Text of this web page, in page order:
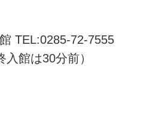
TEL:0285-72-7555
館は30分前）